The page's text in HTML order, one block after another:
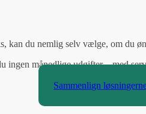
kan du nemlig selv vælge, om du
ingen månedlige udgifter – med
Sammenlign